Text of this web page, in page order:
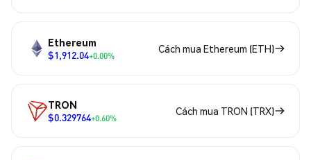
Ethereum
$1,912.04+0.00%
Cách mua Ethereum (ETH)
TRON
$0.329764+0.60%
Cách mua TRON (TRX)